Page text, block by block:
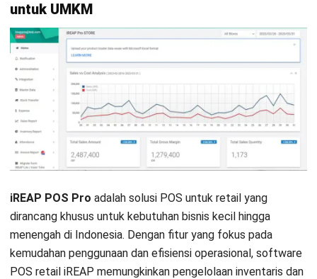
untuk UMKM
iREAP POS Pro adalah solusi POS untuk retail yang
dirancang khusus untuk kebutuhan bisnis kecil hingga
menengah di Indonesia. Dengan fitur yang fokus pada
kemudahan penggunaan dan efisiensi operasional, software
POS retail iREAP memungkinkan pengelolaan inventaris dan